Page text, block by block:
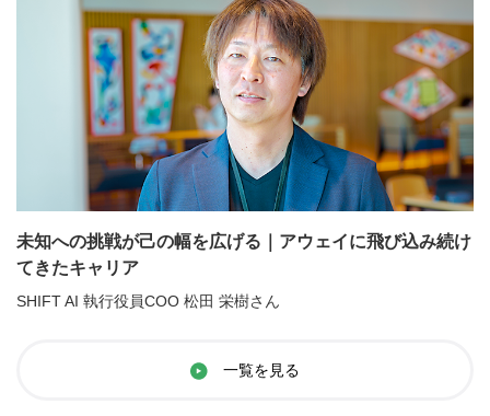
未知への挑戦が己の幅を広げる｜アウェイに飛び込み続け
てきたキャリア
SHIFT AI 執行役員COO 松田 栄樹さん
一覧を見る